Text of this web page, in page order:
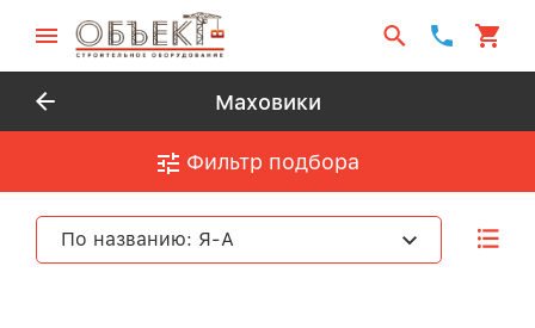
Маховики
Фильтр подбора
По названию: Я-А